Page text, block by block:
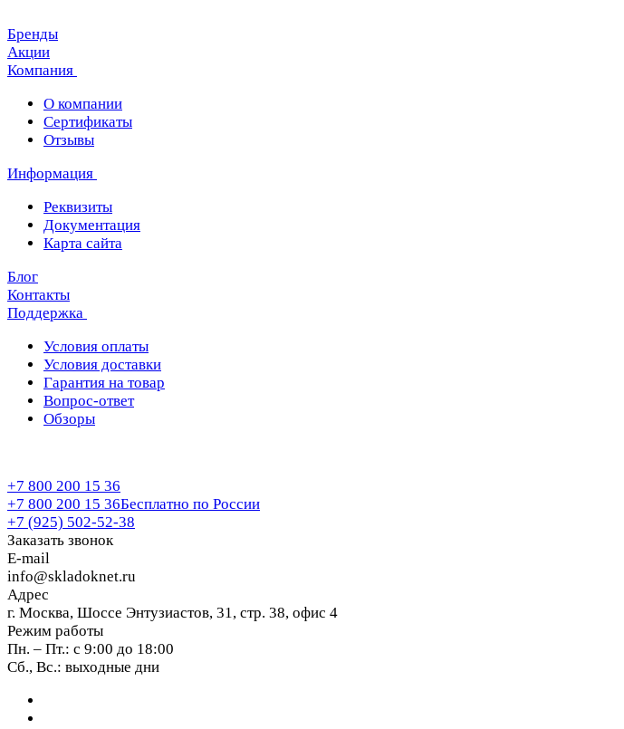
Бренды
Акции
Компания
О компании
Сертификаты
Отзывы
Информация
Реквизиты
Документация
Карта сайта
Блог
Контакты
Поддержка
Условия оплаты
Условия доставки
Гарантия на товар
Вопрос-ответ
Обзоры
+7 800 200 15 36
+7 800 200 15 36Бесплатно по России
+7 (925) 502-52-38
Заказать звонок
E-mail
info@skladoknet.ru
Адрес
г. Москва, Шоссе Энтузиастов, 31, стр. 38, офис 4
Режим работы
Пн. – Пт.: с 9:00 до 18:00
Сб., Вс.: выходные дни